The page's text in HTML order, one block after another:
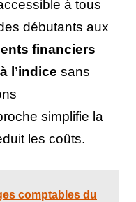
à tous
débutants aux
financiers
l’indice sans
simplifie la
les coûts.
comptables du